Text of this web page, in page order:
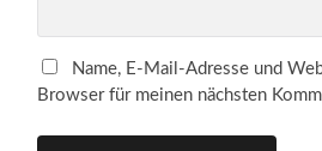
Name, E-Mail-Adresse und
Browser für meinen nächsten